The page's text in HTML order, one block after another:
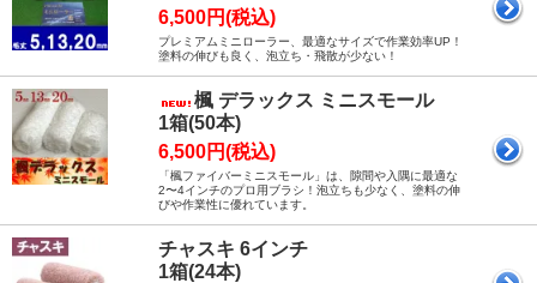
6,500円(税込)
プレミアムミニローラー、最適なサイズで作業効率UP！
塗料の伸びも良く、泡立ち・飛散が少ない！
楓 デラックス ミニスモール
1箱(50本)
6,500円(税込)
「楓ファイバーミニスモール」は、隙間や入隅に最適な
2〜4インチのプロ用ブラシ！泡立ちも少なく、塗料の伸
びや作業性に優れています。
チャスキ 6インチ
1箱(24本)